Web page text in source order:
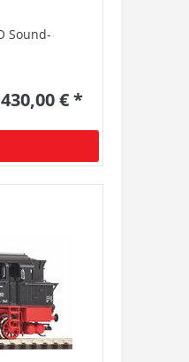
Sound-
430,00 € *